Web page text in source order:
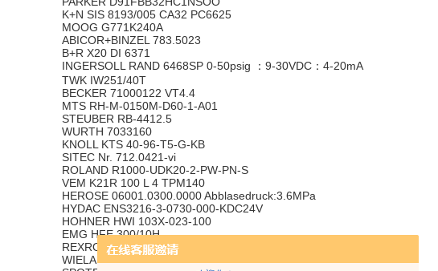
K+N SIS 8193/005 CA32 PC6625
MOOG G771K240A
ABICOR+BINZEL 783.5023
B+R X20 DI 6371
INGERSOLL RAND 6468SP 0-50psig ：9-30VDC：4-20mA
TWK IW251/40T
BECKER 71000122 VT4.4
MTS RH-M-0150M-D60-1-A01
STEUBER RB-4412.5
WURTH 7033160
KNOLL KTS 40-96-T5-G-KB
SITEC Nr. 712.0421-vi
ROLAND R1000-UDK20-2-PW-PN-S
VEM K21R 100 L 4 TPM140
HEROSE 06001.0300.0000 Abblasedruck:3.6MPa
HYDAC ENS3216-3-0730-000-KDC24V
HOHNER HWI 103X-023-100
EMG HFE 300/10H
REXROTH MHD 041B-144-PG0-UN
WIELAND R1.188.1710.0